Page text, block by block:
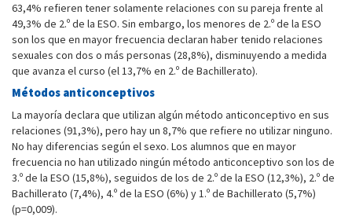
63,4% refieren tener solamente relaciones con su pareja frente al
49,3% de 2.º de la ESO. Sin embargo, los menores de 2.º de la ESO
son los que en mayor frecuencia declaran haber tenido relaciones
sexuales con dos o más personas (28,8%), disminuyendo a medida
que avanza el curso (el 13,7% en 2.º de Bachillerato).
Métodos anticonceptivos
La mayoría declara que utilizan algún método anticonceptivo en sus
relaciones (91,3%), pero hay un 8,7% que refiere no utilizar ninguno.
No hay diferencias según el sexo. Los alumnos que en mayor
frecuencia no han utilizado ningún método anticonceptivo son los de
3.º de la ESO (15,8%), seguidos de los de 2.º de la ESO (12,3%), 2.º de
Bachillerato (7,4%), 4.º de la ESO (6%) y 1.º de Bachillerato (5,7%)
(p=0,009).